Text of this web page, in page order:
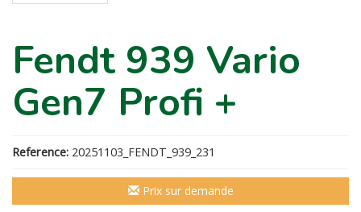
Fendt 939 Vario
Gen7 Profi +
Reference: 20251103_FENDT_939_231
Prix sur demande